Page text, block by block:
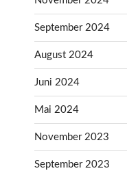
September 2024
August 2024
Juni 2024
Mai 2024
November 2023
September 2023